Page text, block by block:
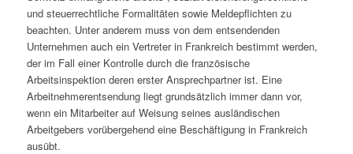
und steuerrechtliche Formalitäten sowie Meldepflichten zu
beachten. Unter anderem muss von dem entsendenden
Unternehmen auch ein Vertreter in Frankreich bestimmt werden,
der im Fall einer Kontrolle durch die französische
Arbeitsinspektion deren erster Ansprechpartner ist. Eine
Arbeitnehmerentsendung liegt grundsätzlich immer dann vor,
wenn ein Mitarbeiter auf Weisung seines ausländischen
Arbeitgebers vorübergehend eine Beschäftigung in Frankreich
ausübt.